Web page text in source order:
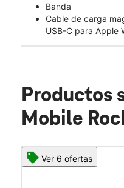
Banda
Cable de carga
USB-C para Apple
Productos
Mobile
Ver 6 ofertas